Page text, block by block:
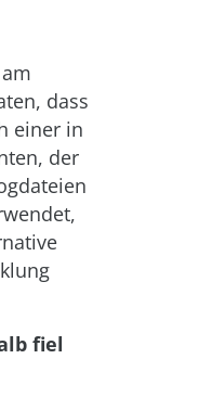
dass
einer in
der
fiel